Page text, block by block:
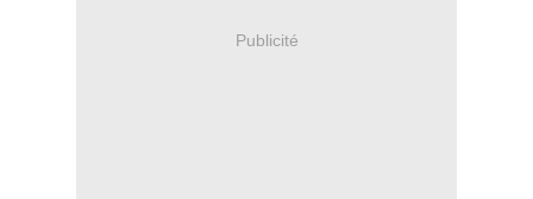
Publicité